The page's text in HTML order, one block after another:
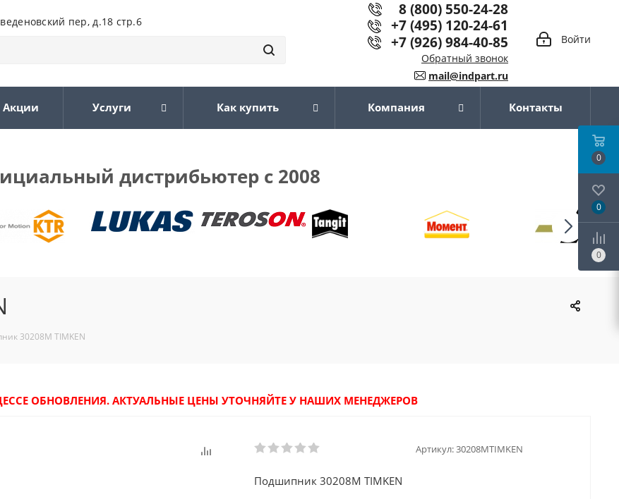
пер, д.18 стр.6
Войти
8 (800) 550-24-28
+7 (495) 120-24-61
+7 (926) 984-40-85
Обратный звонок
mail@indpart.ru
Акции Услуги Как купить Компания Контакты
дистрибьютер с 2008
30208M TIMKEN
ОБНОВЛЕНИЯ. АКТУАЛЬНЫЕ ЦЕНЫ УТОЧНЯЙТЕ У НАШИХ МЕНЕДЖЕРОВ
Артикул:30208MTIMKEN
Подшипник 30208M TIMKEN
0
0
0